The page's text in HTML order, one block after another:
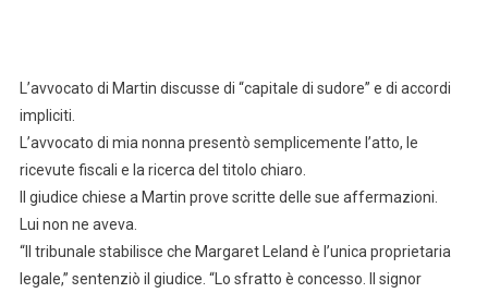
L’avvocato di Martin discusse di “capitale di sudore” e di accordi
impliciti.
L’avvocato di mia nonna presentò semplicemente l’atto, le
ricevute fiscali e la ricerca del titolo chiaro.
Il giudice chiese a Martin prove scritte delle sue affermazioni.
Lui non ne aveva.
“Il tribunale stabilisce che Margaret Leland è l’unica proprietaria
legale,” sentenziò il giudice. “Lo sfratto è concesso. Il signor